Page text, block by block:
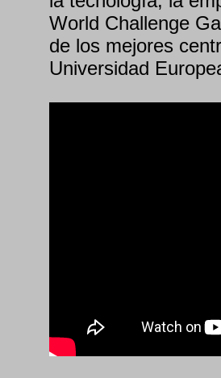
World Challenge
de los mejores
Universidad